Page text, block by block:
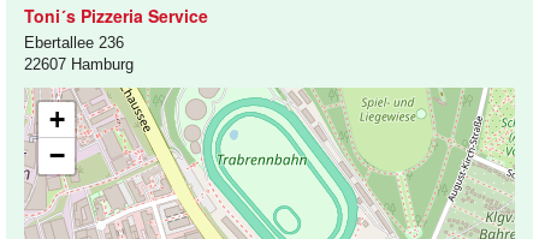
Toni´s Pizzeria Service
Ebertallee 236
22607 Hamburg
+
−